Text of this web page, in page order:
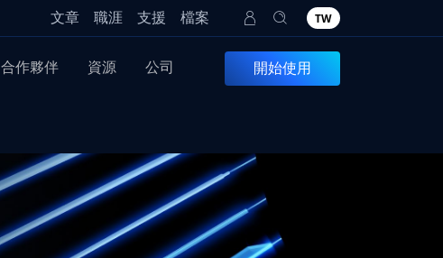
文章 職涯 支援 檔案 TW
合作夥伴 資源 公司 開始使用